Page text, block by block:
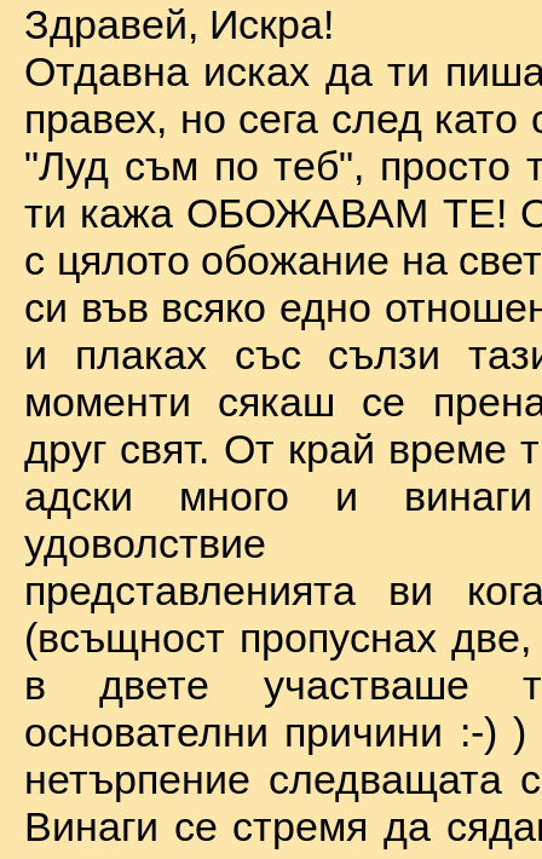
Здравей, Искра!
Отдавна исках да ти
правех, но сега след като
"Луд съм по теб", просто
ти кажа ОБОЖАВАМ ТЕ!
с цялото обожание на
си във всяко едно
и плаках със сълзи
моменти сякаш се
друг свят. От край време
адски много и
удоволствие
представленията ви
(всъщност пропуснах
в двете участваше
основателни причини :-)
нетърпение следващата
Винаги се стремя да